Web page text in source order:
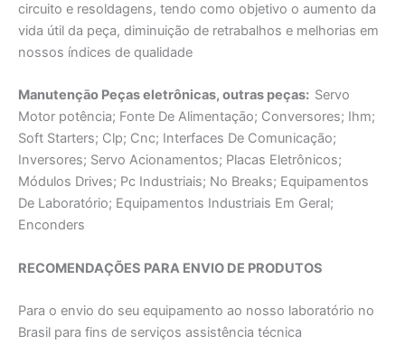
circuito e resoldagens, tendo como objetivo o aumento da
vida útil da peça, diminuição de retrabalhos e melhorias em
nossos índices de qualidade
Manutençāo Peças eletrônicas, outras peças: Servo
Motor potência; Fonte De Alimentaçāo; Conversores; Ihm;
Soft Starters; Clp; Cnc; Interfaces De Comunicação;
Inversores; Servo Acionamentos; Placas Eletrônicos;
Módulos Drives; Pc Industriais; No Breaks; Equipamentos
De Laboratório; Equipamentos Industriais Em Geral;
Enconders
RECOMENDAÇÕES PARA ENVIO DE PRODUTOS
Para o envio do seu equipamento ao nosso laboratório no
Brasil para fins de serviços assistência técnica